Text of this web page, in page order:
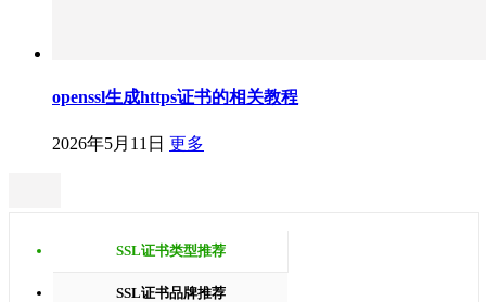
openssl生成https证书的相关教程
2026年5月11日 更多
SSL证书类型推荐
SSL证书品牌推荐